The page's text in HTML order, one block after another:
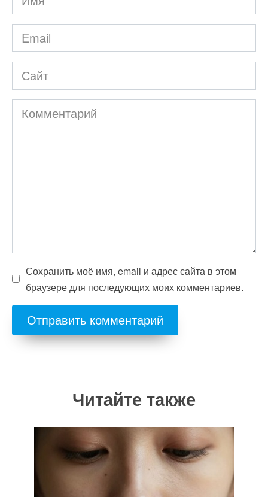
*
Email
*
Сайт
Комментарий
Сохранить моё имя, email и адрес сайта в этом
браузере для последующих моих комментариев.
Читайте также